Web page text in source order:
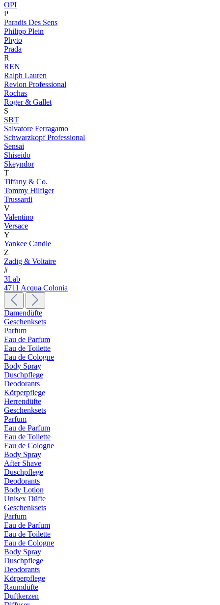
OPI
P
Paradis Des Sens
Philipp Plein
Phyto
Prada
R
REN
Ralph Lauren
Revlon Professional
Rochas
Roger & Gallet
S
SBT
Salvatore Ferragamo
Schwarzkopf Professional
Sensai
Shiseido
Skeyndor
T
Tiffany & Co.
Tommy Hilfiger
Trussardi
V
Valentino
Versace
Y
Yankee Candle
Z
Zadig & Voltaire
#
3Lab
4711 Acqua Colonia
Damendüfte
Geschenksets
Parfum
Eau de Parfum
Eau de Toilette
Eau de Cologne
Body Spray
Duschpflege
Deodorants
Körperpflege
Herrendüfte
Geschenksets
Parfum
Eau de Parfum
Eau de Toilette
Eau de Cologne
Body Spray
After Shave
Duschpflege
Deodorants
Body Lotion
Unisex Düfte
Geschenksets
Parfum
Eau de Parfum
Eau de Toilette
Eau de Cologne
Body Spray
Duschpflege
Deodorants
Körperpflege
Raumdüfte
Duftkerzen